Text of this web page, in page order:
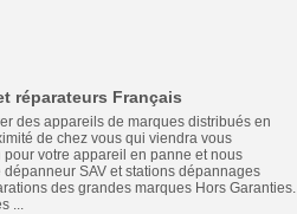
réparateurs Français
des appareils de marques distribués en
de chez vous qui viendra vous
votre appareil en panne et nous
SAV et stations dépannages
des grandes marques Hors Garanties.
...